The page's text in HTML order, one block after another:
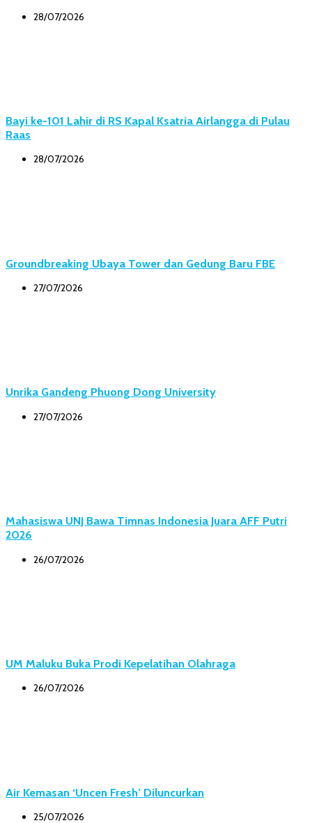
28/07/2026
Bayi ke-101 Lahir di RS Kapal Ksatria Airlangga di Pulau
Raas
28/07/2026
Groundbreaking Ubaya Tower dan Gedung Baru FBE
27/07/2026
Unrika Gandeng Phuong Dong University
27/07/2026
Mahasiswa UNJ Bawa Timnas Indonesia Juara AFF Putri
2026
26/07/2026
UM Maluku Buka Prodi Kepelatihan Olahraga
26/07/2026
Air Kemasan ‘Uncen Fresh’ Diluncurkan
25/07/2026